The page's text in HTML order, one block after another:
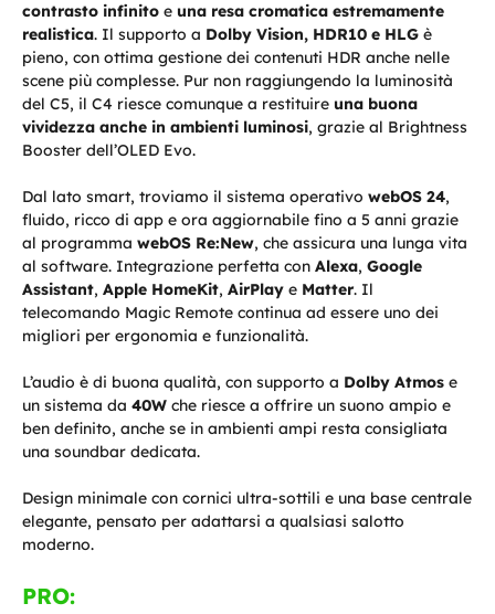
contrasto infinito e una resa cromatica estremamente
realistica. Il supporto a Dolby Vision, HDR10 e HLG è
pieno, con ottima gestione dei contenuti HDR anche nelle
scene più complesse. Pur non raggiungendo la luminosità
del C5, il C4 riesce comunque a restituire una buona
vividezza anche in ambienti luminosi, grazie al Brightness
Booster dell’OLED Evo.
Dal lato smart, troviamo il sistema operativo webOS 24,
fluido, ricco di app e ora aggiornabile fino a 5 anni grazie
al programma webOS Re:New, che assicura una lunga vita
al software. Integrazione perfetta con Alexa, Google
Assistant, Apple HomeKit, AirPlay e Matter. Il
telecomando Magic Remote continua ad essere uno dei
migliori per ergonomia e funzionalità.
L’audio è di buona qualità, con supporto a Dolby Atmos e
un sistema da 40W che riesce a offrire un suono ampio e
ben definito, anche se in ambienti ampi resta consigliata
una soundbar dedicata.
Design minimale con cornici ultra-sottili e una base centrale
elegante, pensato per adattarsi a qualsiasi salotto
moderno.
PRO: